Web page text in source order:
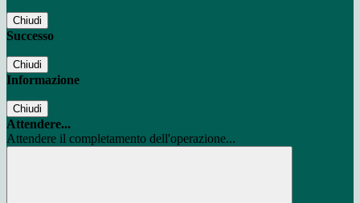
Chiudi
Successo
Chiudi
Informazione
Chiudi
Attendere...
Attendere il completamento dell'operazione...